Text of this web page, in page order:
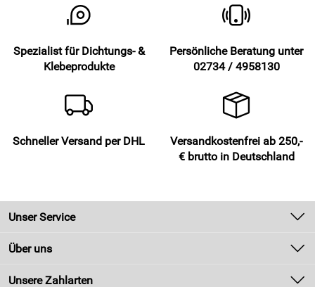
Spezialist für Dichtungs- &
Klebeprodukte
Persönliche Beratung unter
02734 / 4958130
Schneller Versand per DHL
Versandkostenfrei ab 250,-
€ brutto in Deutschland
Unser Service
Kontakt
Über uns
Unsere Bestseller
Unsere Zahlarten